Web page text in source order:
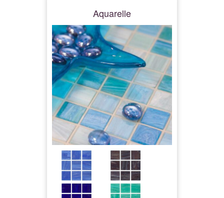
Aquarelle